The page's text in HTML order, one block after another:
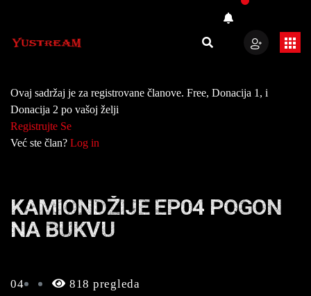
Ovaj sadržaj je za registrovane članove. Free, Donacija 1, i
Donacija 2 po vašoj želji
Registrujte Se
Već ste član? Log in
KAMIONDŽIJE EP04 POGON
NA BUKVU
04 818 pregleda